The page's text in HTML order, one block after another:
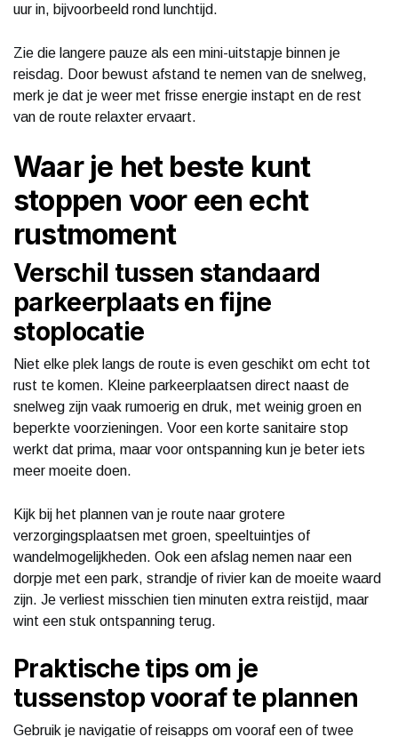
uur in, bijvoorbeeld rond lunchtijd.
Zie die langere pauze als een mini-uitstapje binnen je
reisdag. Door bewust afstand te nemen van de snelweg,
merk je dat je weer met frisse energie instapt en de rest
van de route relaxter ervaart.
Waar je het beste kunt
stoppen voor een echt
rustmoment
Verschil tussen standaard
parkeerplaats en fijne
stoplocatie
Niet elke plek langs de route is even geschikt om echt tot
rust te komen. Kleine parkeerplaatsen direct naast de
snelweg zijn vaak rumoerig en druk, met weinig groen en
beperkte voorzieningen. Voor een korte sanitaire stop
werkt dat prima, maar voor ontspanning kun je beter iets
meer moeite doen.
Kijk bij het plannen van je route naar grotere
verzorgingsplaatsen met groen, speeltuintjes of
wandelmogelijkheden. Ook een afslag nemen naar een
dorpje met een park, strandje of rivier kan de moeite waard
zijn. Je verliest misschien tien minuten extra reistijd, maar
wint een stuk ontspanning terug.
Praktische tips om je
tussenstop vooraf te plannen
Gebruik je navigatie of reisapps om vooraf een of twee